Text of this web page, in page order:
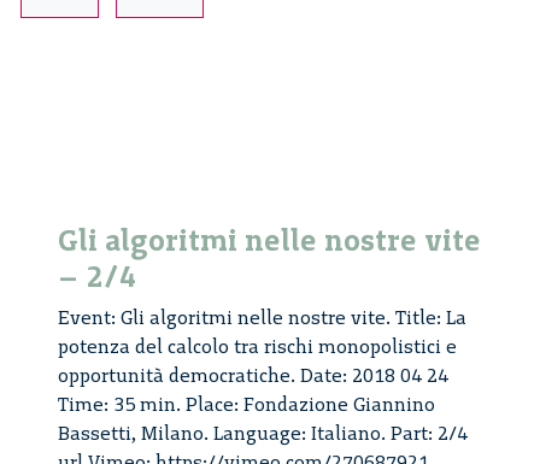
Gli algoritmi nelle nostre vite
– 2/4
Event: Gli algoritmi nelle nostre vite. Title: La
potenza del calcolo tra rischi monopolistici e
opportunità democratiche. Date: 2018 04 24
Time: 35 min. Place: Fondazione Giannino
Bassetti, Milano. Language: Italiano. Part: 2/4